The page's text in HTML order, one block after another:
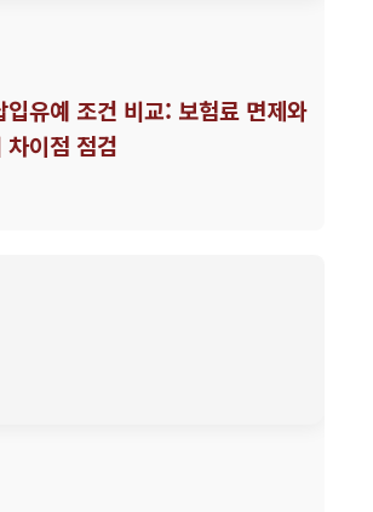
입유예 조건 비교: 보험료 면제와
이점 점검